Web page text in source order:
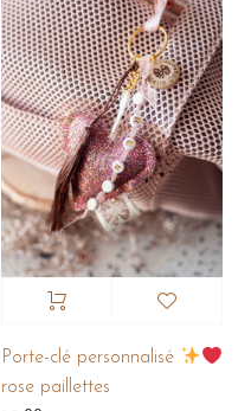
Porte-clé personnalisé
rose paillettes